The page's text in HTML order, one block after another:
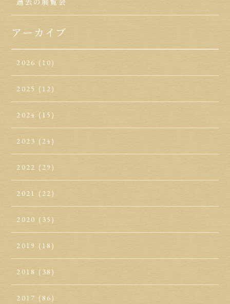
過去の展覧会
アーカイブ
2026 (10)
2025 (12)
2024 (15)
2023 (24)
2022 (29)
2021 (22)
2020 (35)
2019 (18)
2018 (38)
2017 (86)